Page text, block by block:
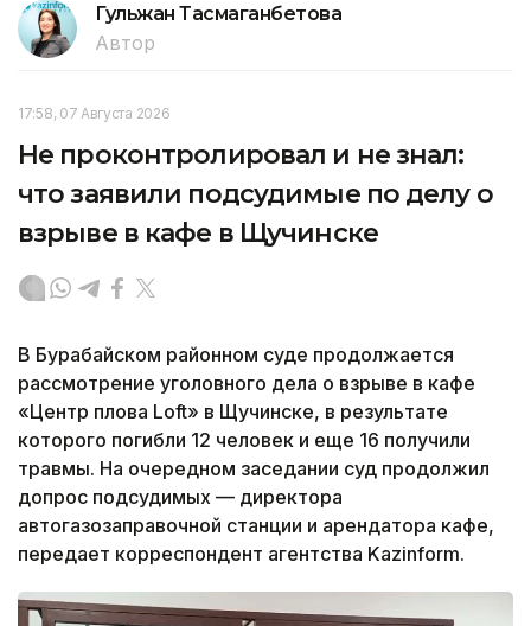
Гульжан Тасмаганбетова
Автор
17:58, 07 Августа 2026
Не проконтролировал и не знал:
что заявили подсудимые по делу о
взрыве в кафе в Щучинске
В Бурабайском районном суде продолжается
рассмотрение уголовного дела о взрыве в кафе
«Центр плова Loft» в Щучинске, в результате
которого погибли 12 человек и еще 16 получили
травмы. На очередном заседании суд продолжил
допрос подсудимых — директора
автогазозаправочной станции и арендатора кафе,
передает корреспондент агентства Kazinform.